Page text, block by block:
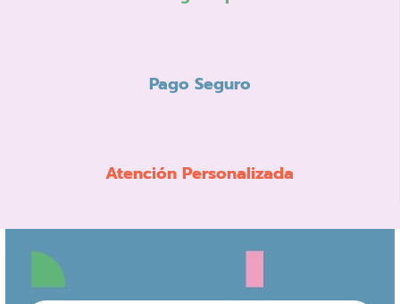
Pago Seguro
Atención Personalizada